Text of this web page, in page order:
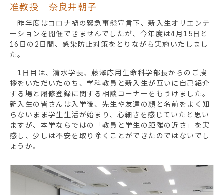
准教授 奈良井朝子
昨年度はコロナ禍の緊急事態宣言下、新入生オリエンテ
ーションを開催できませんでしたが、今年度は4月15日と
16日の2日間、感染防止対策をとりながら実施いたしまし
た。
1日目は、清水学長、藤澤応用生命科学部長からのご挨
拶をいただいたのち、学科教員と新入生が互いに自己紹介
する場と履修登録に関する相談コーナーをもうけました。
新入生の皆さんは入学後、先生や友達の顔と名前をよく知
らないまま学生生活が始まり、心細さを感じていたと思い
ますが、本学ならではの「教員と学生の距離の近さ」を実
感し、少しは不安を取り除くことができたのではないでし
ょうか。